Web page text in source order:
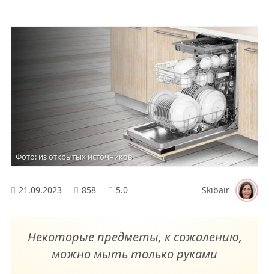
Фото: из открытых источников
21.09.2023 858 5.0 Skibair
Некоторые предметы, к сожалению,
можно мыть только руками